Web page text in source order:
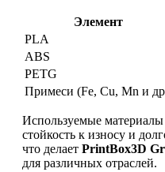
Элемент
PLA
ABS
PETG
Примеси (Fe, Cu, Mn и
Используемые
стойкость к износу и
что делает PrintBox3D
для различных отраслей.